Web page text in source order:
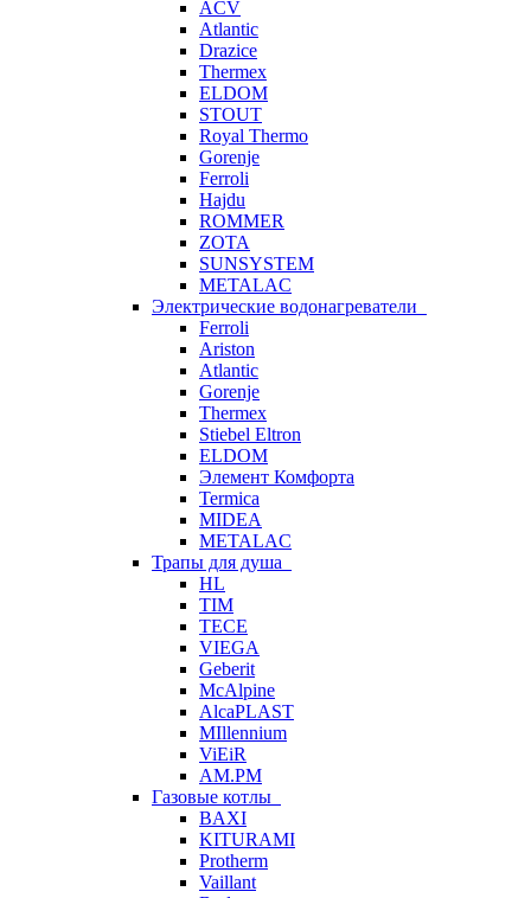
ACV
Atlantic
Drazice
Thermex
ELDOM
STOUT
Royal Thermo
Gorenje
Ferroli
Hajdu
ROMMER
ZOTA
SUNSYSTEM
METALAC
Электрические водонагреватели
Ferroli
Ariston
Atlantic
Gorenje
Thermex
Stiebel Eltron
ELDOM
Элемент Комфорта
Termica
MIDEA
METALAC
Трапы для душа
HL
TIM
TECE
VIEGA
Geberit
McAlpine
AlcaPLAST
MIllennium
ViEiR
AM.PM
Газовые котлы
BAXI
KITURAMI
Protherm
Vaillant